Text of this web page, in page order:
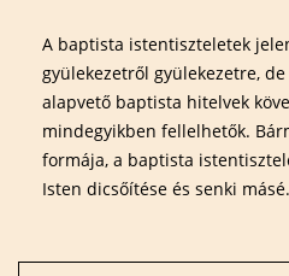
A baptista istentiszteletek
gyülekezetről gyülekezetre,
alapvető baptista hitelvek
mindegyikben fellelhetők.
formája, a baptista
Isten dicsőítése és senki másé.